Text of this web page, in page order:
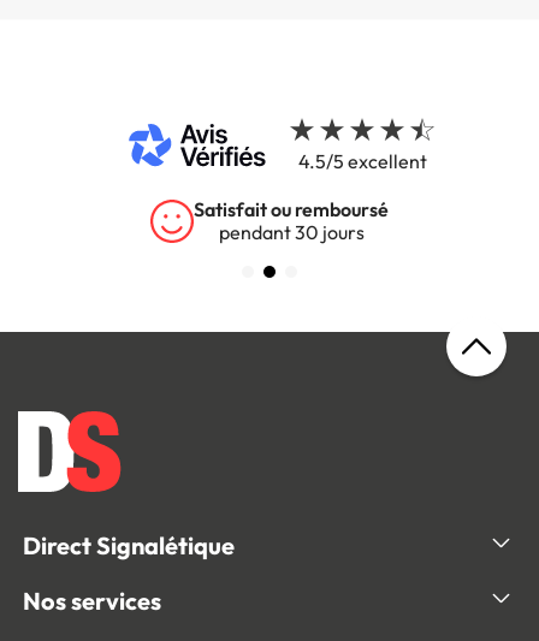
4.5/5 excellent
Garantie 5 ans
sur tous nos produits
Direct Signalétique
Nos services